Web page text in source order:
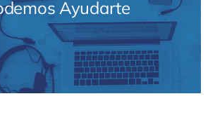
Ayudarte